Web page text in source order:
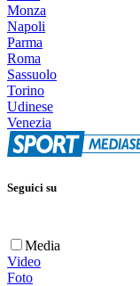
Monza
Napoli
Parma
Roma
Sassuolo
Torino
Udinese
Venezia
Seguici su
Media
Video
Foto